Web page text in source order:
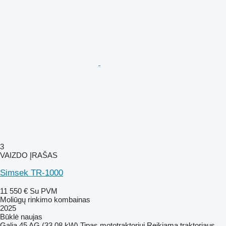
3
VAIZDO ĮRAŠAS
Simsek TR-1000
11 550 € Su PVM
Moliūgų rinkimo kombainas
2025
Būklė naujas